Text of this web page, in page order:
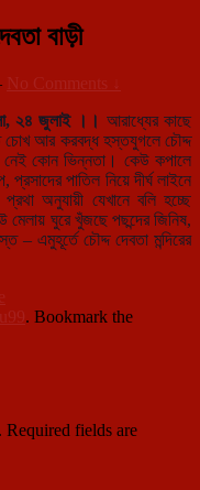
বাড়ী
No Comments ↓
২৪ জুলাই ।। আরাধ্যের কাছে
চোখ আর করবদ্ধ হস্তযুগলে চৌদ্দ
নেই কোন ভিন্নতা। কেউ কপালে
পাতিল নিয়ে দীর্ঘ লাইনে
অনুযায়ী যেখানে বলি হচ্ছে
মেলায় ঘুরে খুঁজছে পছন্দের জিনিষ,
এমুহূর্তে চৌদ্দ দেবতা মন্দিরের
. Bookmark the
Required fields are